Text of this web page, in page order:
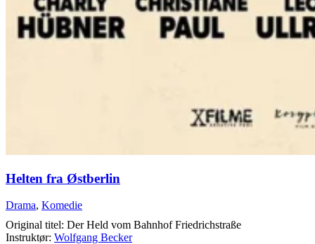
Helten fra Østberlin
Drama, Komedie
Original titel: Der Held vom Bahnhof Friedrichstraße
Instruktør: Wolfgang Becker